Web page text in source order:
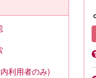
利用者のみ)